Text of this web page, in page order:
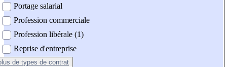
Portage salarial
Profession commerciale
Profession libérale (1)
Reprise d'entreprise
de types de contrat